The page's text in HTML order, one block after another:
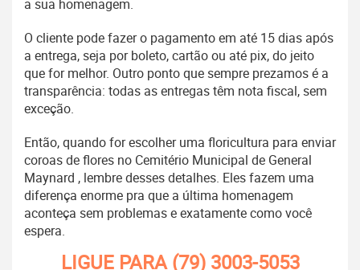
a sua homenagem.
O cliente pode fazer o pagamento em até 15 dias após
a entrega, seja por boleto, cartão ou até pix, do jeito
que for melhor. Outro ponto que sempre prezamos é a
transparência: todas as entregas têm nota fiscal, sem
exceção.
Então, quando for escolher uma floricultura para enviar
coroas de flores no Cemitério Municipal de General
Maynard , lembre desses detalhes. Eles fazem uma
diferença enorme pra que a última homenagem
aconteça sem problemas e exatamente como você
espera.
LIGUE PARA(79) 3003-5053